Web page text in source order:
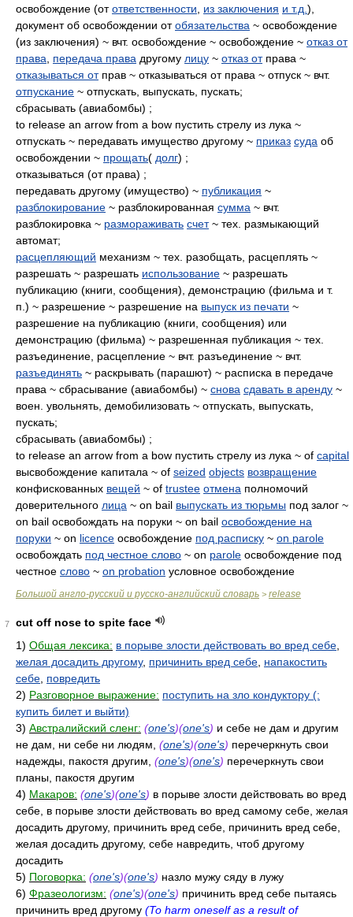
освобождение (отответственности из заключения и т.д. ),
документ об освобождении отобязательства ~ освобождение
(из заключения) ~ вчт. освобождение ~ освобождение ~ отказ от
права
передача права другому лицу ~ отказ отправа ~
отказываться отправ ~ отказываться от права ~ отпуск ~ вчт.
отпускание ~ отпускать, выпускать, пускать;
сбрасывать (авиабомбы) ;
to release an arrow from a bow пустить стрелу из лука ~
отпускать ~ передавать имущество другому ~ приказ суда об
освобождении ~ прощать( долг) ;
отказываться (от права) ;
передавать другому (имущество) ~ публикация ~
разблокирование ~ разблокированная сумма ~ вчт.
разблокировка ~ размораживать счет~ тех. размыкающий
автомат;
расцепляющий механизм ~ тех. разобщать, расцеплять ~
разрешать ~ разрешать использование ~ разрешать
публикацию (книги, сообщения), демонстрацию (фильма и т.
п.) ~ разрешение ~ разрешение на выпуск из печати ~
разрешение на публикацию (книги, сообщения) или
демонстрацию (фильма) ~ разрешенная публикация ~ тех.
разъединение, расцепление ~ вчт. разъединение ~ вчт.
разъединять ~ раскрывать (парашют) ~ расписка в передаче
права ~ сбрасывание (авиабомбы) ~ снова сдавать в аренду ~
воен. увольнять, демобилизовать ~ отпускать, выпускать,
пускать;
сбрасывать (авиабомбы) ;
to release an arrow from a bow пустить стрелу из лука ~ of capital
высвобождение капитала ~ of seized objects возвращение
конфискованных вещей ~ of trustee отмена полномочий
доверительного лица ~ on bail выпускать из тюрьмы под залог ~
on bail освобождать на поруки ~ on bail освобождение на
поруки ~ on licence освобождение под расписку ~ on parole
освобождать под честное слово ~ on parole освобождение под
честное слово ~ on probation условное освобождение
Большой англо-русский и русско-английский словарь > release
7
cut off nose to spite face
1) Общая лексика: в порыве злости действовать во вред себе
желая досадить другому, причинить вред себе напакостить
себе повредить
2) Разговорное выражение: поступить на зло кондуктору (:
купить билет и выйти)
3) Австралийский сленг: (one's)(one's) и себе не дам и другим
не дам, ни себе ни людям, (one's)(one's) перечеркнуть свои
надежды, пакостя другим, (one's)(one's) перечеркнуть свои
планы, пакостя другим
4) Макаров: (one's)(one's) в порыве злости действовать во вред
себе, в порыве злости действовать во вред самому себе, желая
досадить другому, причинить вред себе, причинить вред себе,
желая досадить другому, себе навредить, чтоб другому
досадить
5) Поговорка: (one's)(one's) назло мужу сяду в лужу
6) Фразеологизм: (one's)(one's) причинить вред себе пытаясь
причинить вред другому (To harm oneself as a result of